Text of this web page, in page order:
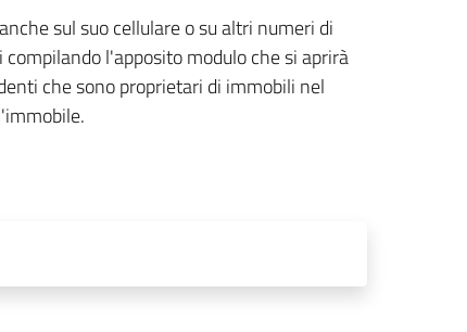
sul suo cellulare o su altri numeri di
l'apposito modulo che si aprirà
che sono proprietari di immobili nel